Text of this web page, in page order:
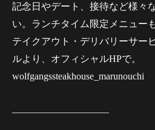
記念日やデート、接待など様々
い。ランチタイム限定メニュー
テイクアウト・デリバリーサー
ルより、オフィシャルHPで。
wolfgangssteakhouse_marunouchi
——————————